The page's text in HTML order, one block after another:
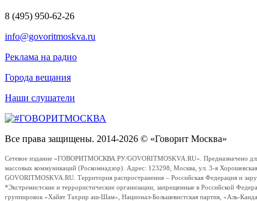
8 (495) 950-62-26
info@govoritmoskva.ru
Реклама на радио
Города вещания
Наши слушатели
Все права защищены. 2014-2026 © «Говорит Москва»
Сетевое издание «ГОВОРИТМОСКВА.РУ/GOVORITMOSKVA.RU». Предназначено
массовых коммуникаций (Роскомнадзор). Адрес: 123298, Москва, ул. 3-я
GOVORITMOSKVA.RU. Территория распространения – Российская Федерация и
*Экстремистские и террористические организации, запрещенные в Российской
группировок «Хайят Тахрир аш-Шам», Национал-Большевистская партия, «Аль-